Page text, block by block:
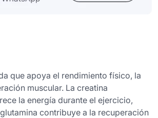
que apoya el rendimiento físico, la
muscular. La creatina
la energía durante el ejercicio,
contribuye a la recuperación